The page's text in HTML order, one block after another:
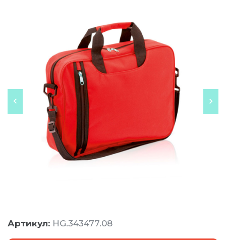
Артикул: HG.343477.08